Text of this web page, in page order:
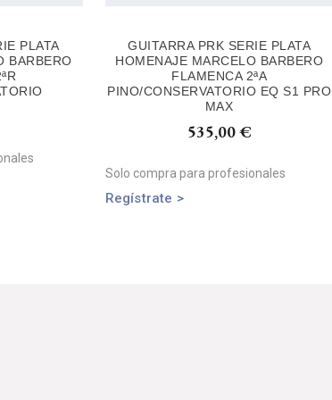
PLATA
BARBERO
GUITARRA PRK SERIE PLATA
HOMENAJE MARCELO BARBERO
FLAMENCA 2ªA
PINO/CONSERVATORIO EQ S1 PRO
MAX
535,00€
Solo compra para profesionales
Regístrate >